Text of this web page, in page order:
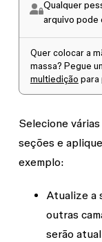
Qualquer
arquivo pode
Quer colocar a
massa? Pegue
multiedição para
Selecione
seções e
exemplo:
Atualize a
outras
serão